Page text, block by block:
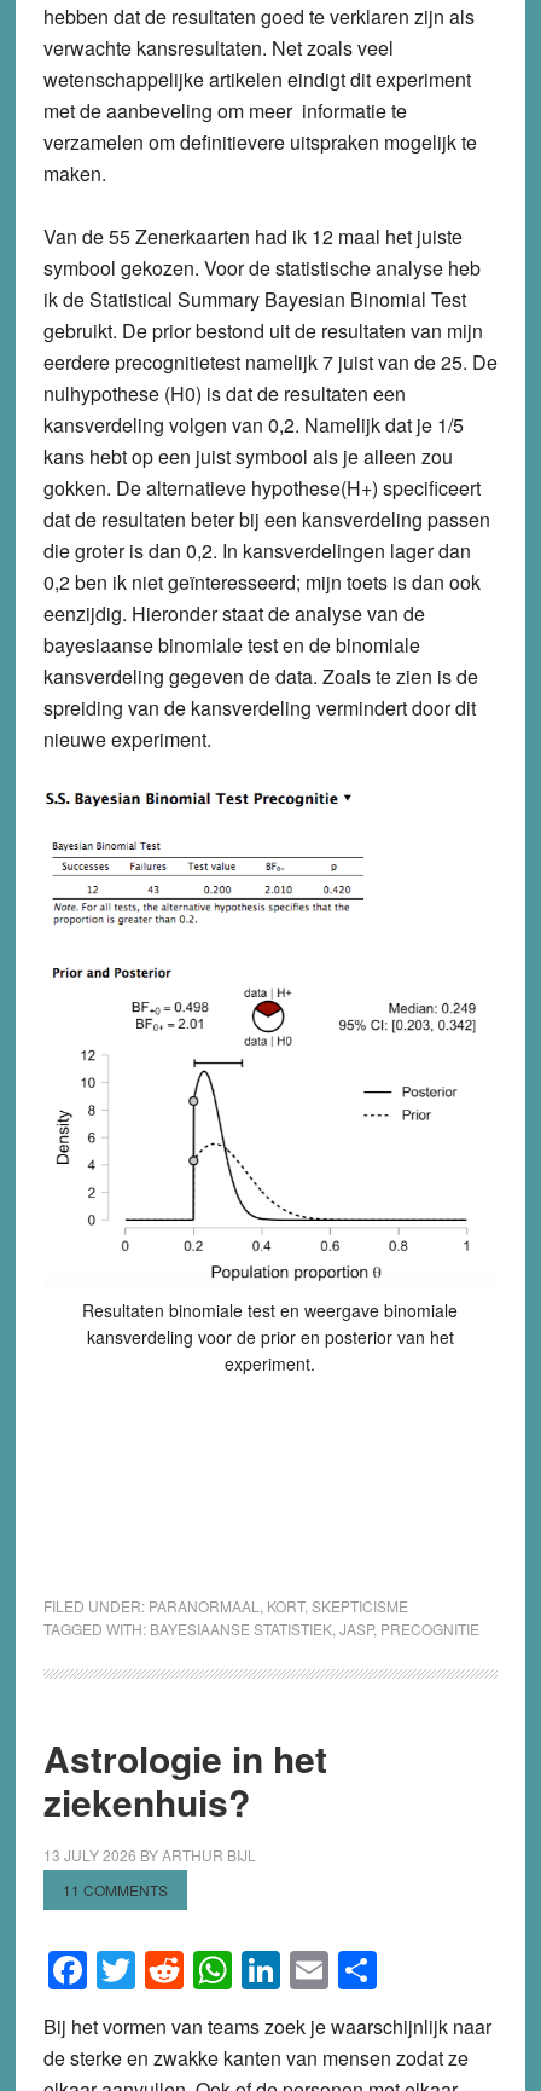
hebben dat de resultaten goed te verklaren zijn als
verwachte kansresultaten. Net zoals veel
wetenschappelijke artikelen eindigt dit experiment
met de aanbeveling om meer informatie te
verzamelen om definitievere uitspraken mogelijk te
maken.
Van de 55 Zenerkaarten had ik 12 maal het juiste
symbool gekozen. Voor de statistische analyse heb
ik de Statistical Summary Bayesian Binomial Test
gebruikt. De prior bestond uit de resultaten van mijn
eerdere precognitietest namelijk 7 juist van de 25. De
nulhypothese (H0) is dat de resultaten een
kansverdeling volgen van 0,2. Namelijk dat je 1/5
kans hebt op een juist symbool als je alleen zou
gokken. De alternatieve hypothese(H+) specificeert
dat de resultaten beter bij een kansverdeling passen
die groter is dan 0,2. In kansverdelingen lager dan
0,2 ben ik niet geïnteresseerd; mijn toets is dan ook
eenzijdig. Hieronder staat de analyse van de
bayesiaanse binomiale test en de binomiale
kansverdeling gegeven de data. Zoals te zien is de
spreiding van de kansverdeling vermindert door dit
nieuwe experiment.
Resultaten binomiale test en weergave binomiale
kansverdeling voor de prior en posterior van het
experiment.
FILED UNDER: PARANORMAAL KORT, SKEPTICISME
TAGGED WITH: BAYESIAANSE STATISTIEK, JASP, PRECOGNITIE
Astrologie in het
ziekenhuis?
13 JULY 2026 BYARTHUR BIJL
11 COMMENTS
Facebook
Twitter
Reddit
WhatsApp
LinkedIn
EmailShare
Bij het vormen van teams zoek je waarschijnlijk naar
de sterke en zwakke kanten van mensen zodat ze